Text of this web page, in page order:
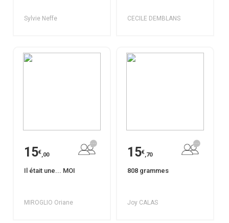
Sylvie Neffe CECILE DEMBLANS
15€,00
Il était une... MOI
MIROGLIO Oriane
15€,70
808 grammes
Joy CALAS